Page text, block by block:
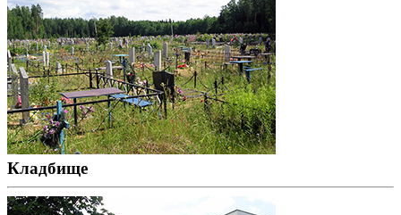
Кладбище